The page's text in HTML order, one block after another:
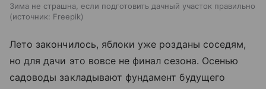
Зима не страшна, если подготовить дачный участок правильно
источник: Freepik
Лето закончилось, яблоки уже розданы соседям,
но для дачи это вовсе не финал сезона. Осенью
садоводы закладывают фундамент будущего